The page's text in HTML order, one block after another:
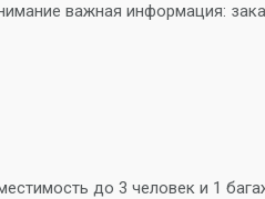
важная информация:
до 3 человек и 1